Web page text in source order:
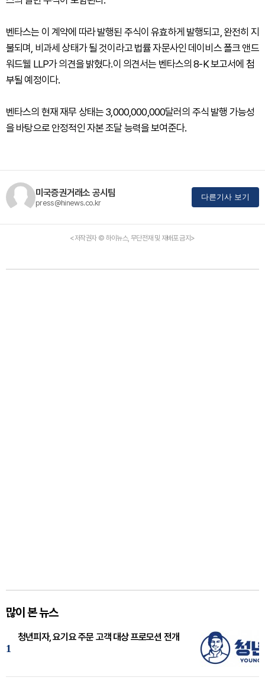
벤타스는 이 계약에 따라 발행된 주식이 유효하게 발행되고, 완전히 지
불되며, 비과세 상태가 될 것이라고 법률 자문사인 데이비스 폴크 앤드
워드웰 LLP가 의견을 밝혔다.이 의견서는 벤타스의 8-K 보고서에 첨
부될 예정이다.
벤타스의 현재 재무 상태는 3,000,000,000달러의 주식 발행 가능성
을 바탕으로 안정적인 자본 조달 능력을 보여준다.
미국증권거래소 공시팀
press@hinews.co.kr
다른기사 보기
<저작권자 © 하이뉴스, 무단전재 및 재배포 금지>
많이 본 뉴스
1
청년피자, 요기요 주문 고객 대상 프로모션 전개